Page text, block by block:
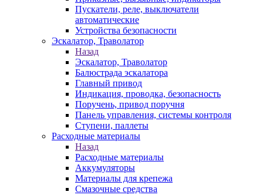
Пускатели, реле, выключатели
автоматические
Устройства безопасности
Эскалатор, Траволатор
Назад
Эскалатор, Траволатор
Балюстрада эскалатора
Главный привод
Индикация, проводка, безопасность
Поручень, привод поручня
Панель управления, системы контроля
Ступени, паллеты
Расходные материалы
Назад
Расходные материалы
Аккумуляторы
Материалы для крепежа
Смазочные средства